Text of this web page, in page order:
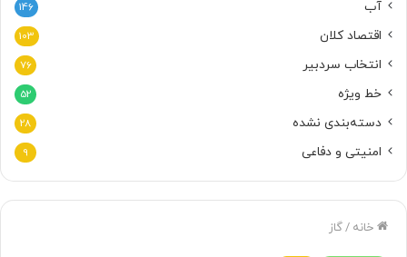
خانه /گاز
آب 146
اقتصاد کلان 103
انتخاب سردبیر 76
خط ویژه 52
دسته‌بندی نشده 28
امنیتی و دفاعی 9